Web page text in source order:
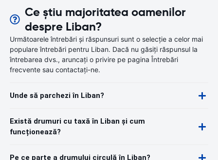
Ce știu majoritatea oamenilor
despre Liban?
Următoarele întrebări și răspunsuri sunt o selecție a celor mai
populare întrebări pentru Liban. Dacă nu găsiți răspunsul la
întrebarea dvs., aruncați o privire pe pagina Întrebări
frecvente sau contactați-ne.
Unde să parchezi în Liban?
Există drumuri cu taxă în Liban și cum
funcționează?
Pe ce parte a drumului circulă în Liban?